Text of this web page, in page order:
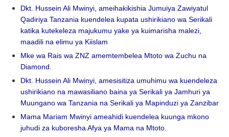
Dkt. Hussein Ali Mwinyi, ameihakikishia Jumuiya Zawiyatul
Qadiriya Tanzania kuendelea kupata ushirikiano wa Serikali
katika kutekeleza majukumu yake ya kuimarisha malezi,
maadili na elimu ya Kiislam
Mke wa Rais wa ZNZ amemtembelea Mtoto wa Zuchu na
Diamond.
Dkt. Hussein Ali Mwinyi, amesisitiza umuhimu wa kuendeleza
ushirikiano na mawasiliano baina ya Serikali ya Jamhuri ya
Muungano wa Tanzania na Serikali ya Mapinduzi ya Zanzibar
Mama Mariam Mwinyi ameahidi kuendelea kuunga mkono
juhudi za kuboresha Afya ya Mama na Mtoto.